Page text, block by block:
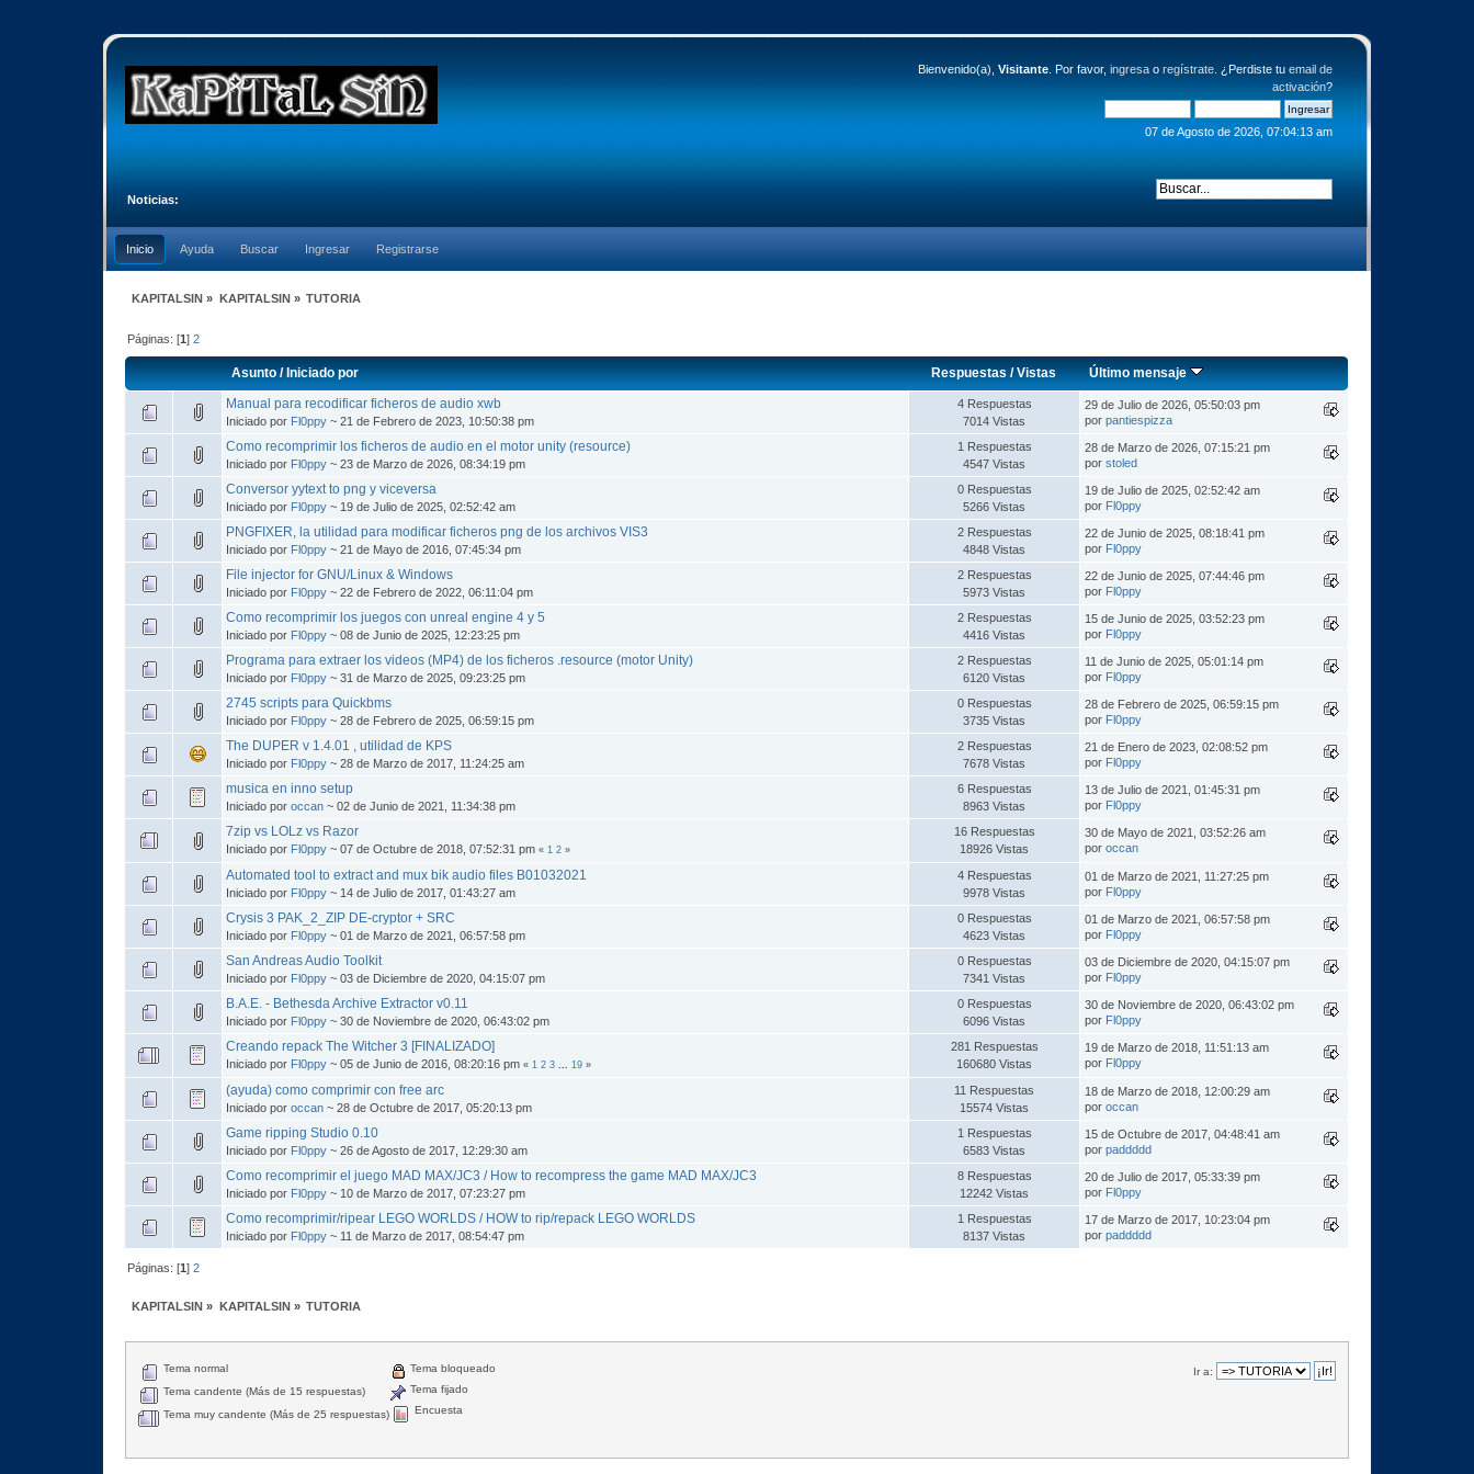
Bienvenido(a), Visitante. Por favor, ingresao regístrate. ¿Perdiste tu email de
activación?
07 de Agosto de 2026, 07:04:13 am
Noticias:
Inicio Ayuda Buscar Ingresar Registrarse
KAPITALSIN » KAPITALSIN» TUTORIA
Páginas: [1]2
Asunto/Iniciado por Respuestas/Vistas
Último mensaje
Manual para recodificar ficheros de audio xwb
Iniciado por Fl0ppy ~ 21 de Febrero de 2023, 10:50:38 pm
4 Respuestas
7014 Vistas
29 de Julio de 2026, 05:50:03 pm
porpantiespizza
Como recomprimir los ficheros de audio en el motor unity (resource)
Iniciado por Fl0ppy ~ 23 de Marzo de 2026, 08:34:19 pm
1 Respuestas
4547 Vistas
28 de Marzo de 2026, 07:15:21 pm
porstoled
Conversor yytext to png y viceversa
Iniciado por Fl0ppy ~ 19 de Julio de 2025, 02:52:42 am
0 Respuestas
5266 Vistas
19 de Julio de 2025, 02:52:42 am
por Fl0ppy
PNGFIXER, la utilidad para modificar ficheros png de los archivos VIS3
Iniciado por Fl0ppy ~ 21 de Mayo de 2016, 07:45:34 pm
2 Respuestas
4848 Vistas
22 de Junio de 2025, 08:18:41 pm
por Fl0ppy
File injector for GNU/Linux & Windows
Iniciado por Fl0ppy ~ 22 de Febrero de 2022, 06:11:04 pm
2 Respuestas
5973 Vistas
22 de Junio de 2025, 07:44:46 pm
por Fl0ppy
Como recomprimir los juegos con unreal engine 4 y 5
Iniciado por Fl0ppy ~ 08 de Junio de 2025, 12:23:25 pm
2 Respuestas
4416 Vistas
15 de Junio de 2025, 03:52:23 pm
por Fl0ppy
Programa para extraer los videos (MP4) de los ficheros .resource (motor Unity)
Iniciado por Fl0ppy ~ 31 de Marzo de 2025, 09:23:25 pm
2 Respuestas
6120 Vistas
11 de Junio de 2025, 05:01:14 pm
por Fl0ppy
2745 scripts para Quickbms
Iniciado por Fl0ppy ~ 28 de Febrero de 2025, 06:59:15 pm
0 Respuestas
3735 Vistas
28 de Febrero de 2025, 06:59:15 pm
por Fl0ppy
The DUPER v 1.4.01 , utilidad de KPS
Iniciado por Fl0ppy ~ 28 de Marzo de 2017, 11:24:25 am
2 Respuestas
7678 Vistas
21 de Enero de 2023, 02:08:52 pm
por Fl0ppy
musica en inno setup
Iniciado poroccan ~ 02 de Junio de 2021, 11:34:38 pm
6 Respuestas
8963 Vistas
13 de Julio de 2021, 01:45:31 pm
por Fl0ppy
7zip vs LOLz vs Razor
Iniciado por Fl0ppy ~ 07 de Octubre de 2018, 07:52:31 pm« 1 2 »
16 Respuestas
18926 Vistas
30 de Mayo de 2021, 03:52:26 am
poroccan
Automated tool to extract and mux bik audio files B01032021
Iniciado por Fl0ppy ~ 14 de Julio de 2017, 01:43:27 am
4 Respuestas
9978 Vistas
01 de Marzo de 2021, 11:27:25 pm
por Fl0ppy
Crysis 3 PAK_2_ZIP DE-cryptor + SRC
Iniciado por Fl0ppy ~ 01 de Marzo de 2021, 06:57:58 pm
0 Respuestas
4623 Vistas
01 de Marzo de 2021, 06:57:58 pm
por Fl0ppy
San Andreas Audio Toolkit
Iniciado por Fl0ppy ~ 03 de Diciembre de 2020, 04:15:07 pm
0 Respuestas
7341 Vistas
03 de Diciembre de 2020, 04:15:07 pm
por Fl0ppy
B.A.E. - Bethesda Archive Extractor v0.11
Iniciado por Fl0ppy ~ 30 de Noviembre de 2020, 06:43:02 pm
0 Respuestas
6096 Vistas
30 de Noviembre de 2020, 06:43:02 pm
por Fl0ppy
Creando repack The Witcher 3 [FINALIZADO]
Iniciado por Fl0ppy ~ 05 de Junio de 2016, 08:20:16 pm« 1 2 3 19 »
281 Respuestas
160680 Vistas
19 de Marzo de 2018, 11:51:13 am
por Fl0ppy
(ayuda) como comprimir con free arc
Iniciado poroccan ~ 28 de Octubre de 2017, 05:20:13 pm
11 Respuestas
15574 Vistas
18 de Marzo de 2018, 12:00:29 am
poroccan
Game ripping Studio 0.10
Iniciado por Fl0ppy ~ 26 de Agosto de 2017, 12:29:30 am
1 Respuestas
6583 Vistas
15 de Octubre de 2017, 04:48:41 am
porpaddddd
Como recomprimir el juego MAD MAX/JC3 / How to recompress the game MAD MAX/JC3
Iniciado por Fl0ppy ~ 10 de Marzo de 2017, 07:23:27 pm
8 Respuestas
12242 Vistas
20 de Julio de 2017, 05:33:39 pm
por Fl0ppy
Como recomprimir/ripear LEGO WORLDS / HOW to rip/repack LEGO WORLDS
Iniciado por Fl0ppy ~ 11 de Marzo de 2017, 08:54:47 pm
1 Respuestas
8137 Vistas
17 de Marzo de 2017, 10:23:04 pm
porpaddddd
Páginas: [1]2
KAPITALSIN » KAPITALSIN» TUTORIA
Ir a:
Tema normal
Tema candente (Más de 15 respuestas)
Tema muy candente (Más de 25 respuestas)
Tema bloqueado
Tema fijado
Encuesta